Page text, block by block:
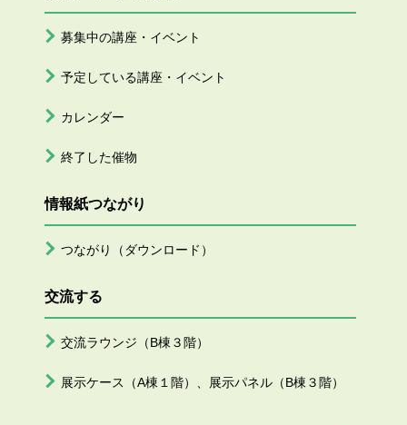
募集中の講座・イベント
予定している講座・イベント
カレンダー
終了した催物
情報紙つながり
つながり（ダウンロード）
交流する
交流ラウンジ（B棟３階）
展示ケース（A棟１階）、展示パネル（B棟３階）